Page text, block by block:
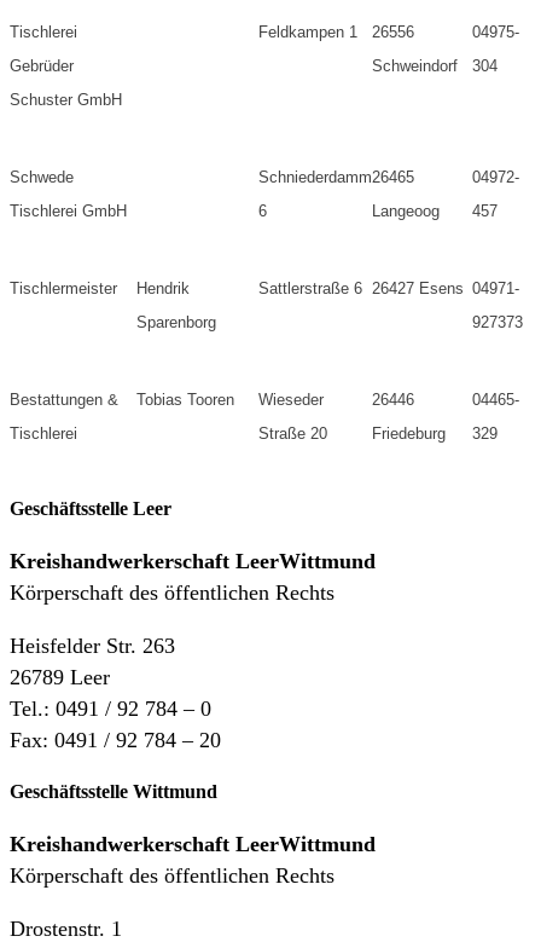
Tischlerei
Gebrüder
Schuster GmbH
Feldkampen 1
26556
Schweindorf
04975-
304
Schwede
Tischlerei GmbH
Schniederdamm
6
26465
Langeoog
04972-
457
Tischlermeister
Hendrik
Sparenborg
Sattlerstraße 6 26427 Esens 04971-
927373
Bestattungen &
Tischlerei
Tobias Tooren
Wieseder
Straße 20
26446
Friedeburg
04465-
329
Geschäftsstelle Leer
Kreishandwerkerschaft LeerWittmund
Körperschaft des öffentlichen Rechts
Heisfelder Str. 263
26789 Leer
Tel.: 0491 / 92 784 – 0
Fax: 0491 / 92 784 – 20
Geschäftsstelle Wittmund
Kreishandwerkerschaft LeerWittmund
Körperschaft des öffentlichen Rechts
Drostenstr. 1